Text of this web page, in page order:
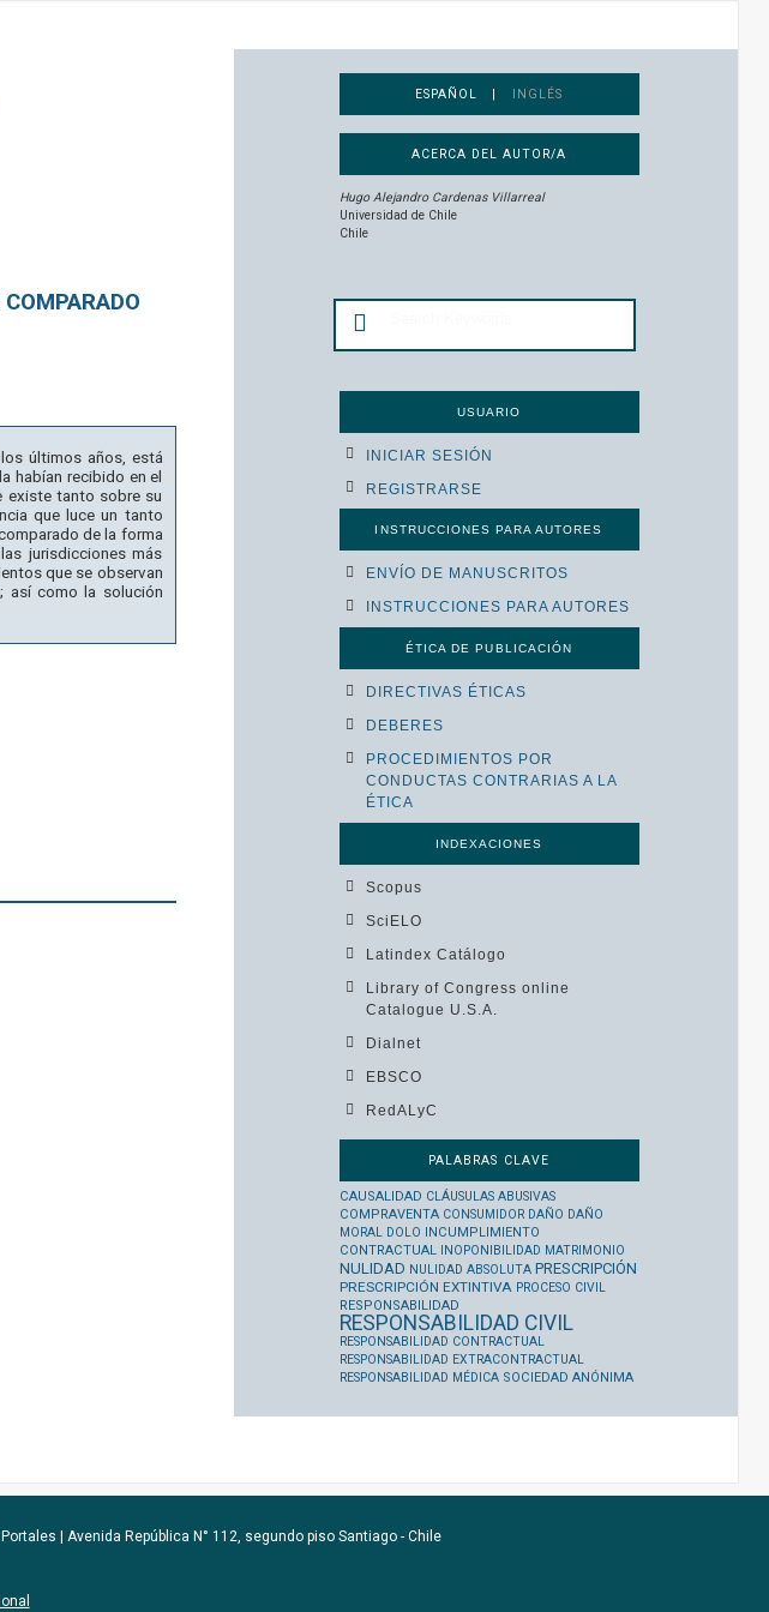
ESPAÑOL | INGLÉS
ACERCA DEL AUTOR/A
Hugo Alejandro Cardenas Villarreal
Universidad de Chile
Chile
USUARIO
INICIAR SESIÓN
REGISTRARSE
INSTRUCCIONES PARA AUTORES
ENVÍO DE MANUSCRITOS
INSTRUCCIONES PARA AUTORES
ÉTICA DE PUBLICACIÓN
DIRECTIVAS ÉTICAS
DEBERES
PROCEDIMIENTOS POR
CONDUCTAS CONTRARIAS A LA
ÉTICA
INDEXACIONES
Scopus
SciELO
Latindex Catálogo
Library of Congress online
Catalogue U.S.A.
Dialnet
EBSCO
RedALyC
PALABRAS CLAVE
CAUSALIDAD CLÁUSULAS ABUSIVAS
COMPRAVENTA CONSUMIDOR DAÑO DAÑO
MORAL DOLO
INCUMPLIMIENTO
CONTRACTUAL
INOPONIBILIDAD MATRIMONIO
NULIDAD NULIDAD ABSOLUTA PRESCRIPCIÓN
PRESCRIPCIÓN EXTINTIVA PROCESO CIVIL
RESPONSABILIDAD
RESPONSABILIDAD CIVIL
RESPONSABILIDAD CONTRACTUAL
RESPONSABILIDAD EXTRACONTRACTUAL
RESPONSABILIDAD MÉDICA SOCIEDAD ANÓNIMA
últimos años, está
habían recibido en el
existe tanto sobre su
que luce un tanto
de la forma
jurisdicciones más
que se observan
así como la solución
| Avenida República N° 112, segundo piso Santiago - Chile